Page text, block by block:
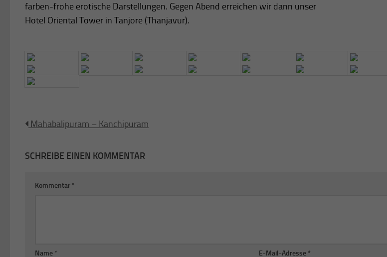
farben-frohe erotische Darstellungen. Gegen Abend erreichen wir dann unser
Hotel Oriental Tower in Tanjore (Thanjavur).
Mahabalipuram – Kanchipuram
SCHREIBE EINEN KOMMENTAR
Kommentar *
Name * E-Mail-Adresse *